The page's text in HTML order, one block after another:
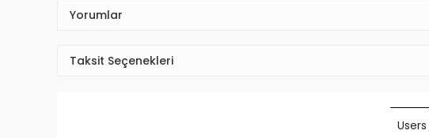
Yorumlar
Taksit Seçenekleri